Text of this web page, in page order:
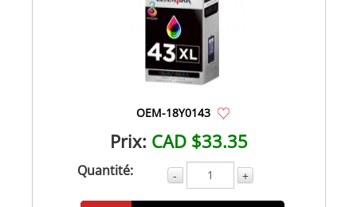
OEM-18Y0143
Prix: CAD $33.35
Quantité: - +